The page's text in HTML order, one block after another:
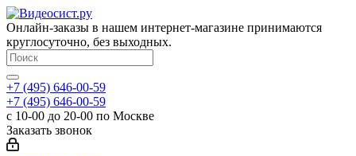
Онлайн-заказы в нашем интернет-магазине принимаются
круглосуточно, без выходных.
+7 (495) 646-00-59
+7 (495) 646-00-59
с 10-00 до 20-00 по Москве
Заказать звонок